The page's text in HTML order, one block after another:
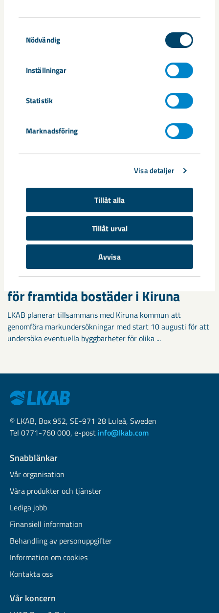
Nödvändig
Inställningar
Statistik
Marknadsföring
Visa detaljer
Tillåt alla
Tillåt urval
Avvisa
Handbollstalanger upptäckte en
Kirunaborna fick under helgen uppleva handboll på hög nivå
när ungdomslandslag från Sverige, Norge, Portugal och
Spanien möttes i Scandiberico ...
Markundersökningar visar vägen
för framtida bostäder i Kiruna
LKAB planerar tillsammans med Kiruna kommun att
genomföra markundersökningar med start 10 augusti för att
undersöka eventuella byggbarheter för olika ...
© LKAB, Box 952, SE-971 28 Luleå, Sweden
Tel 0771-760 000, e-post info@lkab.com
Snabblänkar
Vår organisation
Våra produkter och tjänster
Lediga jobb
Finansiell information
Behandling av personuppgifter
Information om cookies
Kontakta oss
Vår koncern